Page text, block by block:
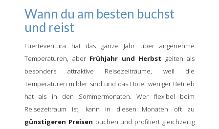
Wann du am besten buchst
und reist
Fuerteventura hat das ganze Jahr über angenehme
Temperaturen, aber Frühjahr und Herbst gelten als
besonders attraktive Reisezeiträume, weil die
Temperaturen milder sind und das Hotel weniger Betrieb
hat als in den Sommermonaten. Wer flexibel beim
Reisezeitraum ist, kann in diesen Monaten oft zu
günstigeren Preisen buchen und profitiert gleichzeitig